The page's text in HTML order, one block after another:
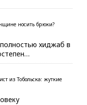
носить брюки?
хиджаб в
из Тобольска: жуткие